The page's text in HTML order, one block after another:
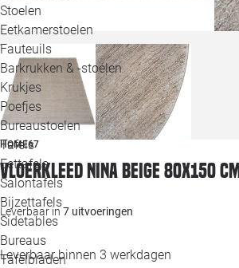
Stoelen
Eetkamerstoelen
Fauteuils
Barkrukken & -stoelen
Krukjes
Poefjes
Bureaustoelen
Tafels
Eettafels
Salontafels
Bijzettafels
Sidetables
Bureaus
Tafelbladen
HOME67
Vloerkleed Nina beige 80x150 cm
Leverbaar in 7 uitvoeringen
Leverbaar binnen 3 werkdagen